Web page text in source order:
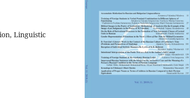
Linguistic